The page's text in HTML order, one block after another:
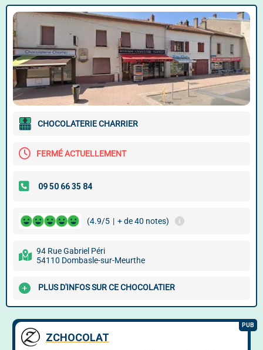
CHOCOLATERIE CHARRIER
FERMÉ ACTUELLEMENT
(4.9/5 | + de 40 notes)
94 Rue Gabriel Péri
54110 Dombasle-sur-Meurthe
PLUS D'INFOS SUR CE CHOCOLATIER